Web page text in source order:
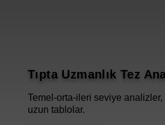
Tıpta Uzmanlık Tez
Temel-orta-ileri seviye analizler,
uzun tablolar.